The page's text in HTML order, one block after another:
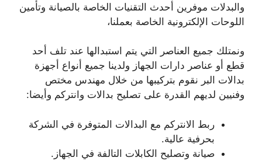
والبدلات موفرين أحدث التقنيات الخاصة بالصيانة وتأمين
اللوحات الإلكترونية الخاصة بعملنا،
ونمتلك جميع العناصر التي يتم استبدالها عند تلف أحد
قطع أو عناصر دارات الجهاز ولدينا جميع أنواع أجهزة
بدالات البر نقوم بتركيبها من خلال مهندس مختص
وفنيين لديهم القدرة على تصليح بدالات وانتركم وأيضا:
ربط الانتركم مع البدالات المتوفرة في الشركة
بحرفية عالية.
صيانة وتصليح الكابلات التالفة في الجهاز.